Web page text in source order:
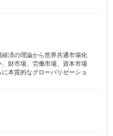
済の理論から世界共通市場化
財市場、労働市場、資本市場
本質的なグローバリゼーショ